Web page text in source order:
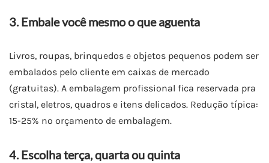
3. Embale você mesmo o que aguenta
Livros, roupas, brinquedos e objetos pequenos podem ser
embalados pelo cliente em caixas de mercado
(gratuitas). A embalagem profissional fica reservada pra
cristal, eletros, quadros e itens delicados. Redução típica:
15-25% no orçamento de embalagem.
4. Escolha terça, quarta ou quinta